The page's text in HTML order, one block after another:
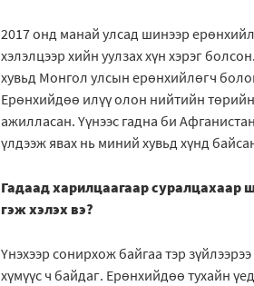
2017 онд манай улсад шинээр
хэлэлцээр хийн уулзах хүн хэрэг
хувьд Монгол улсын ерөнхийлөгч
Ерөнхийдөө илүү олон нийтийн
ажилласан. Үүнээс гадна би
үлдээж явах нь миний хувьд хүнд
Гадаад харилцаагаар суралцахаар
гэж хэлэх вэ?
Үнэхээр сонирхож байгаа тэр
хүмүүс ч байдаг. Ерөнхийдөө тухайн